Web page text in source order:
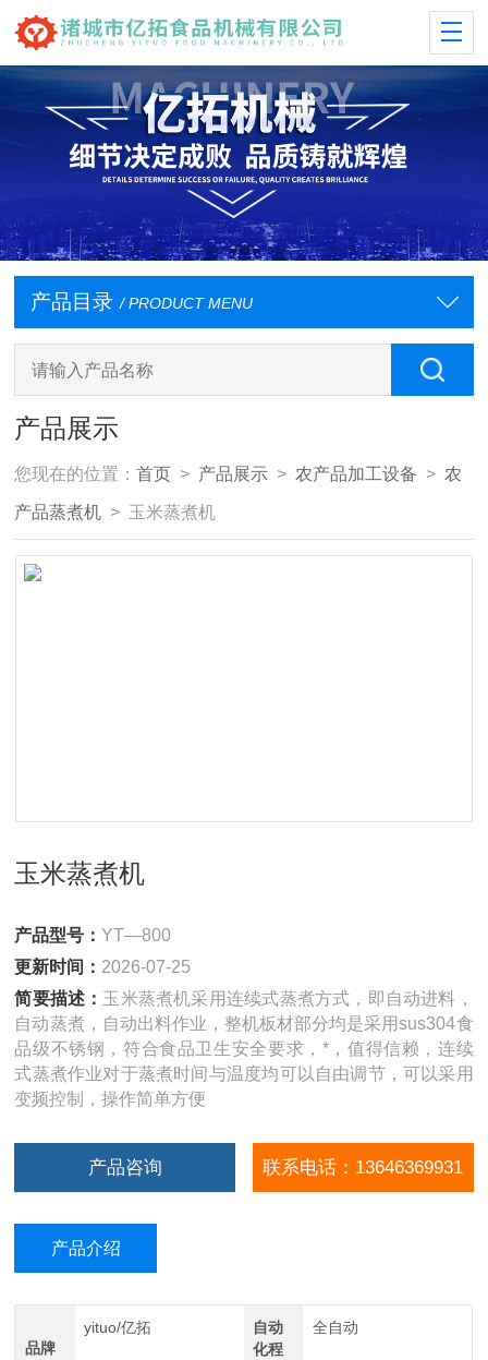
产品目录 / PRODUCT MENU
产品展示
您现在的位置：首页 > 产品展示 > 农产品加工设备 > 农
产品蒸煮机 > 玉米蒸煮机
玉米蒸煮机
产品型号：YT—800
更新时间： 2026-07-25
简要描述： 玉米蒸煮机采用连续式蒸煮方式，即自动进料，
自动蒸煮，自动出料作业，整机板材部分均是采用sus304食
品级不锈钢，符合食品卫生安全要求，*，值得信赖，连续
式蒸煮作业对于蒸煮时间与温度均可以自由调节，可以采用
变频控制，操作简单方便
产品咨询 联系电话：13646369931
产品介绍
品牌
yituo/亿拓
自动
化程
全自动